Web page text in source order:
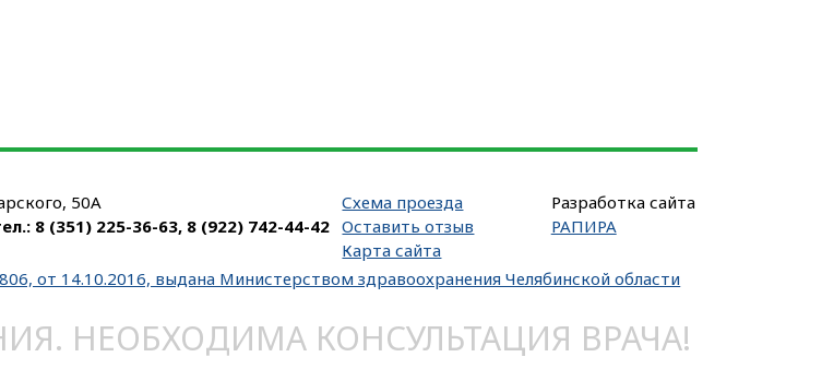
50А
8 (351) 225-36-63, 8 (922) 742-44-42
Схема проезда
Оставить отзыв
Карта сайта
от 14.10.2016, выдана Министерством здравоохранения Челябинской области
НЕОБХОДИМА КОНСУЛЬТАЦИЯ ВРАЧА!
Разработка сайта
РАПИРА